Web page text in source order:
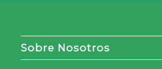
Sobre Nosotros